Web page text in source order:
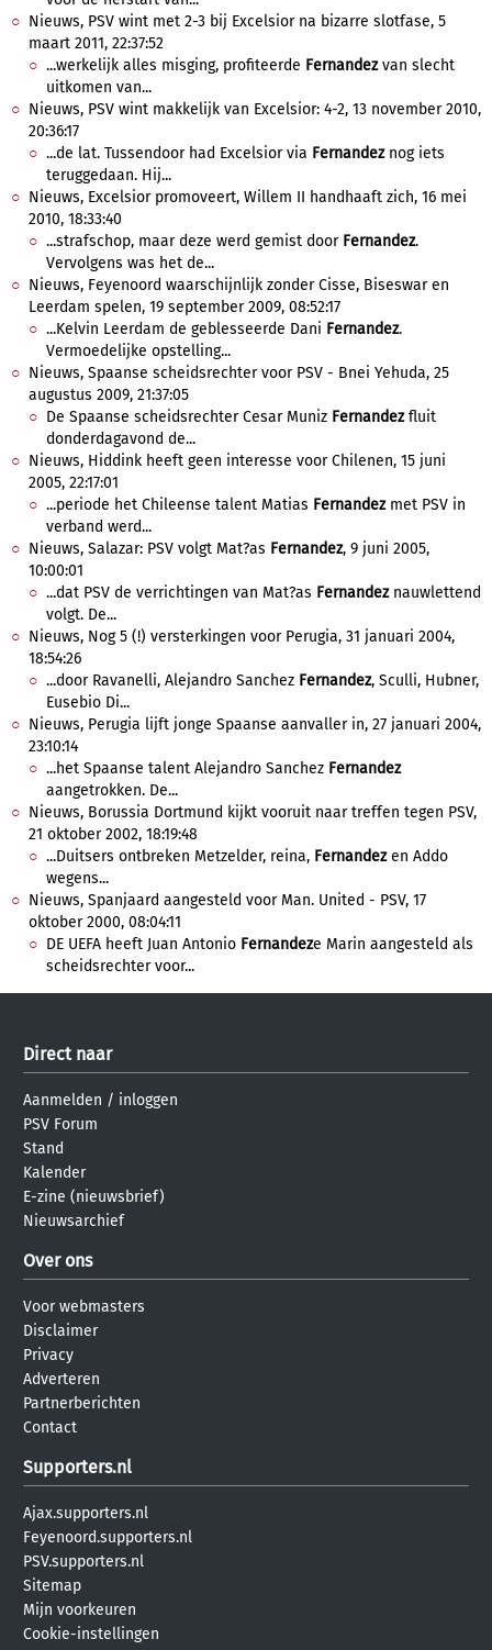
Nieuws, PSV wint met 2-3 bij Excelsior na bizarre slotfase, 5
maart 2011, 22:37:52
...werkelijk alles misging, profiteerde Fernandezvan slecht
uitkomen van...
Nieuws, PSV wint makkelijk van Excelsior: 4-2, 13 november 2010,
20:36:17
...de lat. Tussendoor had Excelsior via Fernandeznog iets
teruggedaan. Hij...
Nieuws, Excelsior promoveert, Willem II handhaaft zich, 16 mei
2010, 18:33:40
...strafschop, maar deze werd gemist door Fernandez.
Vervolgens was het de...
Nieuws, Feyenoord waarschijnlijk zonder Cisse, Biseswar en
Leerdam spelen, 19 september 2009, 08:52:17
...Kelvin Leerdam de geblesseerde Dani Fernandez.
Vermoedelijke opstelling...
Nieuws, Spaanse scheidsrechter voor PSV - Bnei Yehuda, 25
augustus 2009, 21:37:05
De Spaanse scheidsrechter Cesar Muniz Fernandezfluit
donderdagavond de...
Nieuws, Hiddink heeft geen interesse voor Chilenen, 15 juni
2005, 22:17:01
...periode het Chileense talent Matias Fernandezmet PSV in
verband werd...
Nieuws, Salazar: PSV volgt Mat?as Fernandez, 9 juni 2005,
10:00:01
...dat PSV de verrichtingen van Mat?as Fernandeznauwlettend
volgt. De...
Nieuws, Nog 5 (!) versterkingen voor Perugia, 31 januari 2004,
18:54:26
...door Ravanelli, Alejandro Sanchez Fernandez, Sculli, Hubner,
Eusebio Di...
Nieuws, Perugia lijft jonge Spaanse aanvaller in, 27 januari 2004,
23:10:14
...het Spaanse talent Alejandro Sanchez Fernandez
aangetrokken. De...
Nieuws, Borussia Dortmund kijkt vooruit naar treffen tegen PSV,
21 oktober 2002, 18:19:48
...Duitsers ontbreken Metzelder, reina, Fernandezen Addo
wegens...
Nieuws, Spanjaard aangesteld voor Man. United - PSV, 17
oktober 2000, 08:04:11
DE UEFA heeft Juan Antonio Fernandeze Marin aangesteld als
scheidsrechter voor...
Direct naar
Aanmelden / inloggen
PSV Forum
Stand
Kalender
E-zine (nieuwsbrief)
Nieuwsarchief
Over ons
Voor webmasters
Disclaimer
Privacy
Adverteren
Partnerberichten
Contact
Supporters.nl
Ajax.supporters.nl
Feyenoord.supporters.nl
PSV.supporters.nl
Sitemap
Mijn voorkeuren
Cookie-instellingen